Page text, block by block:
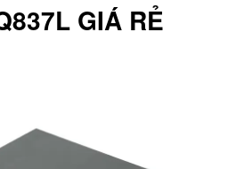
GIÁ RẺ